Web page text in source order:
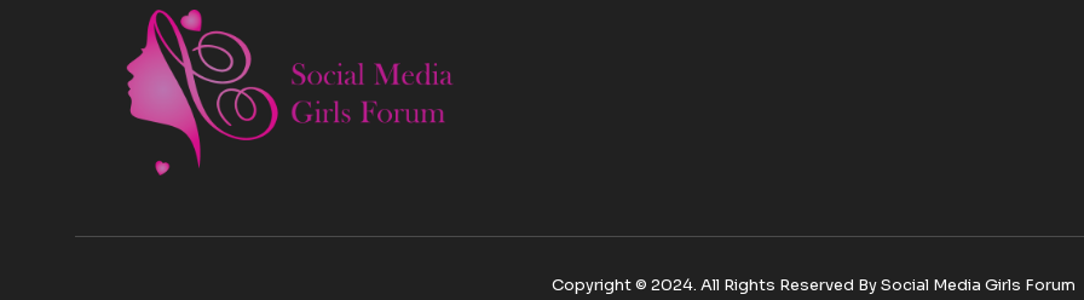
Copyright © 2024. All Rights Reserved By Social Media Girls Forum